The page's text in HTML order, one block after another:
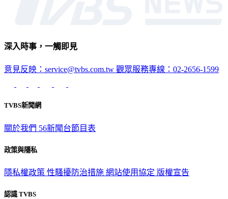
深入時事，一觸即見
意見反映：service@tvbs.com.tw 觀眾服務專線：02-2656-1599
TVBS新聞網
關於我們 56新聞台節目表
政策與隱私
隱私權政策 性騷擾防治措施 網站使用協定 版權宣告
認識 TVBS